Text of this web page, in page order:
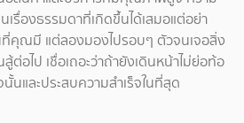
รื่องธรรมดาที่เกิดขึ้นได้เสมอแต่อย่า
คุณมี แต่ลองมองไปรอบๆ ตัวจนเจอสิ่ง
ต่อไป เชื่อเถอะว่าถ้ายังเดินหน้าไม่ย่อท้อ
และประสบความสำเร็จในที่สุด